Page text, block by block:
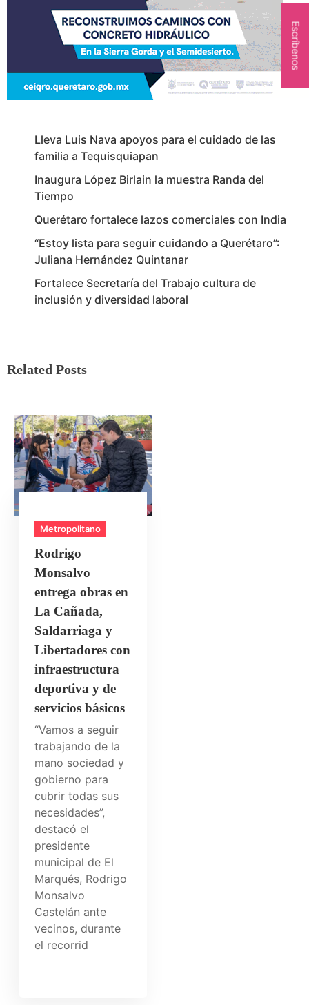
Lleva Luis Nava apoyos para el cuidado de las
familia a Tequisquiapan
Inaugura López Birlain la muestra Randa del
Tiempo
Querétaro fortalece lazos comerciales con India
“Estoy lista para seguir cuidando a Querétaro”:
Juliana Hernández Quintanar
Fortalece Secretaría del Trabajo cultura de
inclusión y diversidad laboral
Related Posts
Metropolitano
Rodrigo
Monsalvo
entrega obras en
La Cañada,
Saldarriaga y
Libertadores con
infraestructura
deportiva y de
servicios básicos
“Vamos a seguir
trabajando de la
mano sociedad y
gobierno para
cubrir todas sus
necesidades”,
destacó el
presidente
municipal de El
Marqués, Rodrigo
Monsalvo
Castelán ante
vecinos, durante
el recorrid
Escríbenos